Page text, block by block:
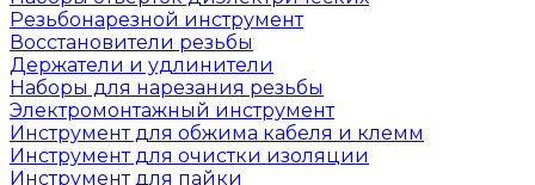
Резьбонарезной инструмент
Восстановители резьбы
Держатели и удлинители
Наборы для нарезания резьбы
Электромонтажный инструмент
Инструмент для обжима кабеля и клемм
Инструмент для очистки изоляции
Инструмент для пайки